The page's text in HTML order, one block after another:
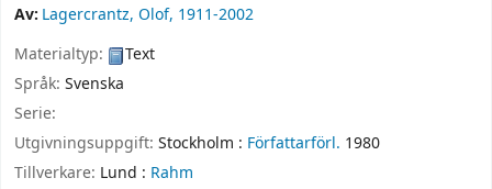
Av: Lagercrantz, Olof, 1911-2002
Materialtyp:
Text
Språk: Svenska
Serie:
Utgivningsuppgift: Stockholm : Författarförl. 1980
Tillverkare: Lund : Rahm